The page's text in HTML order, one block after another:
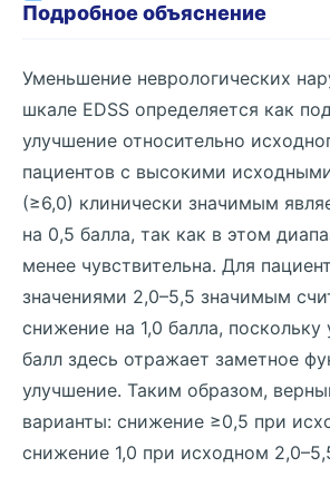
Подробное объяснение
Уменьшение неврологических
шкале EDSS определяется как
улучшение относительно
пациентов с высокими
(≥6,0) клинически значимым
на 0,5 балла, так как в этом
менее чувствительна. Для
значениями 2,0–5,5 значимым
снижение на 1,0 балла, поскольку
балл здесь отражает заметное
улучшение. Таким образом,
варианты: снижение ≥0,5 при
снижение 1,0 при исходном